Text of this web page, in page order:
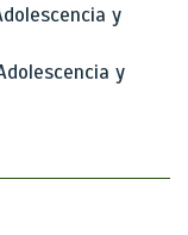
y
y